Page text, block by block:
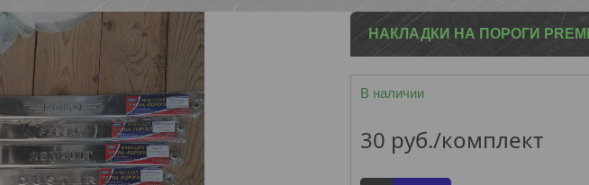
НАКЛАДКИ НА ПОРОГИ
В наличии
30 руб./комплект